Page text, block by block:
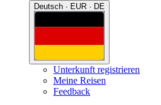
Deutsch · EUR · DE
Unterkunft registrieren
Meine Reisen
Feedback